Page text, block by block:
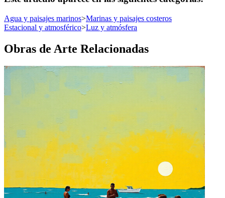
Agua y paisajes marinos>Marinas y paisajes costeros
Estacional y atmosférico>Luz y atmósfera
Obras de Arte Relacionadas